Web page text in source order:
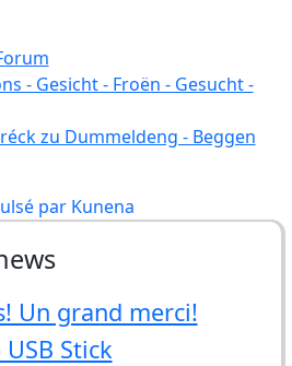
- Gesicht - Froën - Gesucht -
zu Dummeldeng - Beggen
par Kunena
Un grand merci!
Stick